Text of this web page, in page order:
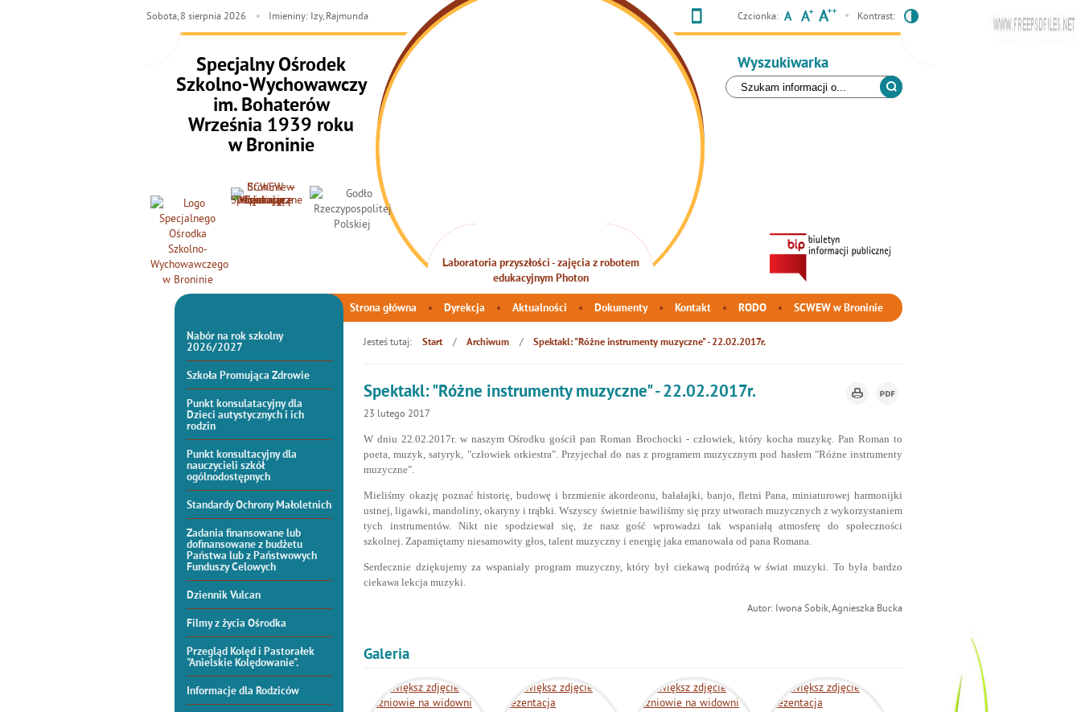
Specjalny Ośrodek
Szkolno-Wychowawczy
im. Bohaterów
Września 1939 roku
w Broninie
Czcionka: Kontrast:
Wyszukiwarka
Sobota, 8 sierpnia 2026 Imieniny: Izy, Rajmunda
Laboratoria przyszłości - zajęcia z robotem
edukacyjnym Photon
INTEGRACJA SENSORYCZNA
Strona główna Dyrekcja Aktualności Dokumenty Kontakt RODO SCWEW w Broninie
Nabór na rok szkolny
2026/2027
Szkoła Promująca Zdrowie
Punkt konsulatacyjny dla
Dzieci autystycznych i ich
rodzin
Punkt konsultacyjny dla
nauczycieli szkół
ogólnodostępnych
Standardy Ochrony Małoletnich
Zadania finansowane lub
dofinansowane z budżetu
Państwa lub z Państwowych
Funduszy Celowych
Dziennik Vulcan
Filmy z życia Ośrodka
Przegląd Kolęd i Pastorałek
"Anielskie Kolędowanie".
Informacje dla Rodziców
Jesteś tutaj: Start / Archiwum / Spektakl: "Różne instrumenty muzyczne" - 22.02.2017r.
Spektakl: "Różne instrumenty muzyczne" - 22.02.2017r.
23 lutego 2017
W dniu 22.02.2017r. w naszym Ośrodku gościł pan Roman Brochocki - człowiek, który kocha muzykę. Pan Roman to
poeta, muzyk, satyryk, "człowiek orkiestra". Przyjechał do nas z programem muzycznym pod hasłem "Różne instrumenty
muzyczne".
Mieliśmy okazję poznać historię, budowę i brzmienie akordeonu, bałałajki, banjo, fletni Pana, miniaturowej harmonijki
ustnej, ligawki, mandoliny, okaryny i trąbki.Wszyscy świetnie bawiliśmy się przy utworach muzycznych z wykorzystaniem
tych instrumentów. Nikt nie spodziewał się, że nasz gość wprowadzi tak wspaniałą atmosferę do społeczności
szkolnej. Zapamiętamy niesamowity głos, talent muzyczny i energię jaka emanowała od pana Romana.
Serdecznie dziękujemy za wspaniały program muzyczny, który był ciekawą podróżą w świat muzyki. To była bardzo
ciekawa lekcja muzyki.
Autor: Iwona Sobik, Agnieszka Bucka
Galeria